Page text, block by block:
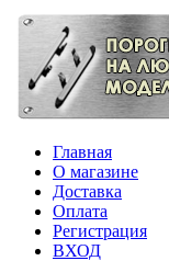
Главная
О магазине
Доставка
Оплата
Регистрация
ВХОД